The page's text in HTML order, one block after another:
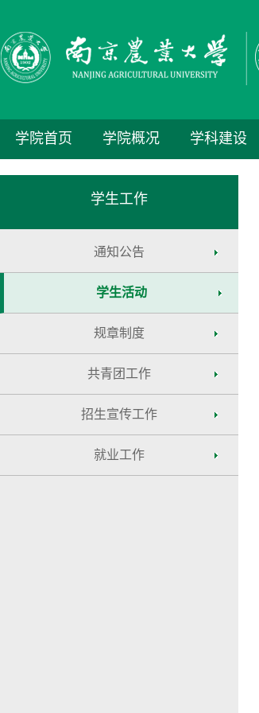
学院首页 学院概况 学科建设
学生工作
通知公告
学生活动
规章制度
共青团工作
招生宣传工作
就业工作